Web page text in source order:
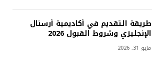
طريقة التقديم في أكاديمية أرسنال
الإنجليزي وشروط القبول 2026
مايو 31, 2026